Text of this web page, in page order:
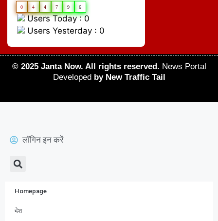
0 4 4 7 9 6
Users Today : 0
Users Yesterday : 0
© 2025 Janta Now. All rights reserved. News Portal
Developed by New Traffic Tail
लॉगिन इन करें
Homepage
देश